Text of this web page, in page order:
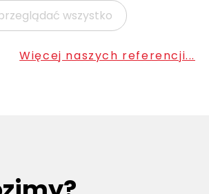
wszystko
Więcej naszych referencji...